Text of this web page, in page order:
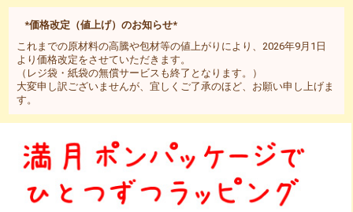
*価格改定（値上げ）のお知らせ*
これまでの原材料の高騰や包材等の値上がりにより、2026年9月1日
より価格改定をさせていただきます。
（レジ袋・紙袋の無償サービスも終了となります。）
大変申し訳ございませんが、宜しくご了承のほど、お願い申し上げま
す。